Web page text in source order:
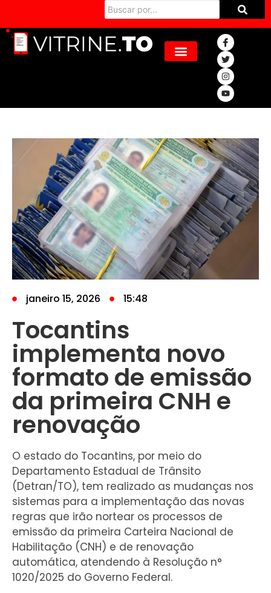
janeiro 15, 2026 15:48
Tocantins
implementa novo
formato de emissão
da primeira CNH e
renovação
O estado do Tocantins, por meio do
Departamento Estadual de Trânsito
(Detran/TO), tem realizado as mudanças nos
sistemas para a implementação das novas
regras que irão nortear os processos de
emissão da primeira Carteira Nacional de
Habilitação (CNH) e de renovação
automática, atendendo à Resolução n°
1020/2025 do Governo Federal.